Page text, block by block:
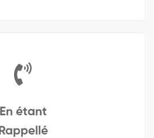
En étant
Rappellé